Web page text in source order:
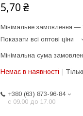
5,70 ₴
Мінімальне замовлення —
Показати всі оптові ціни
Мінімальна сума
Немає в наявності
+380 (63) 873-96-84
с 09.00 до 17.00